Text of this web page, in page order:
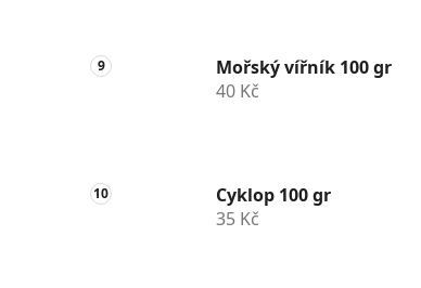
Mořský vířník 100 gr
40 Kč
Cyklop 100 gr
35 Kč